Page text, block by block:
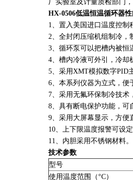
厂实验室及计量质检部门
HX-0506低温恒温循环器
1、置入美国进口温度控制
2、全封闭压缩机组制冷，
3、循环泵可以把槽内被恒
4、槽内冷液可外引，冷却
5、采用XMT模拟数字PID
6、本系列仪器为立式，便
7、采用无氟环保制冷技术
8、具有断电保护功能，可
9、采用大屏幕显示，方便
10、上下限温度报警可设
11、内胆采用不锈钢材料。
技术参数
型号
使用温度范围（°C）